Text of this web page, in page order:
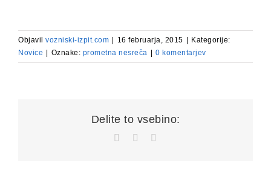
Objavil vozniski-izpit.com 16 februarja, 2015
Kategorije:
Novice
Oznake: prometna nesreča 0 komentarjev
Delite to vsebino:
Facebook